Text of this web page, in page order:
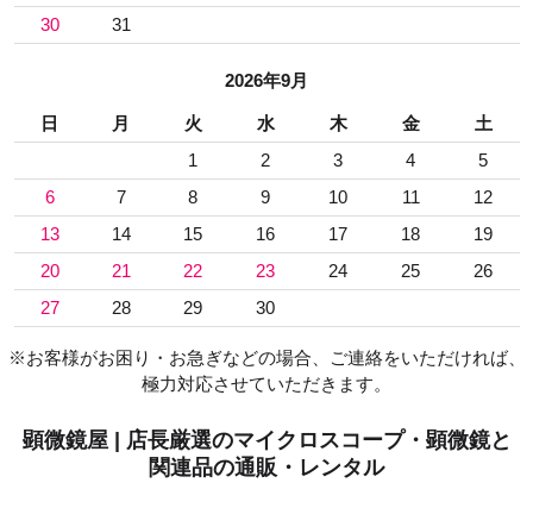
30
31
2026年9月
日 月 火 水 木 金
土
1
2 3 4
5
6
7 8 9 10 11
12
13
14 15 16 17 18
19
20
21 22 23 24 25
26
27
28 29 30
※お客様がお困り・お急ぎなどの場合、ご連絡をいただければ、
極力対応させていただきます。
顕微鏡屋 | 店長厳選のマイクロスコープ・顕微鏡と
関連品の通販・レンタル